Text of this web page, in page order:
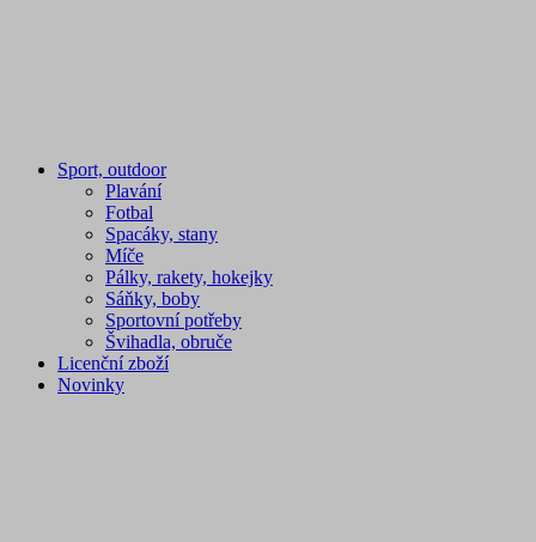
Sport, outdoor
Plavání
Fotbal
Spacáky, stany
Míče
Pálky, rakety, hokejky
Sáňky, boby
Sportovní potřeby
Švihadla, obruče
Licenční zboží
Novinky